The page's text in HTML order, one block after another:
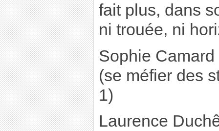
fait plus, dans
ni trouée, ni
Sophie Camard
(se méfier des
1)
Laurence